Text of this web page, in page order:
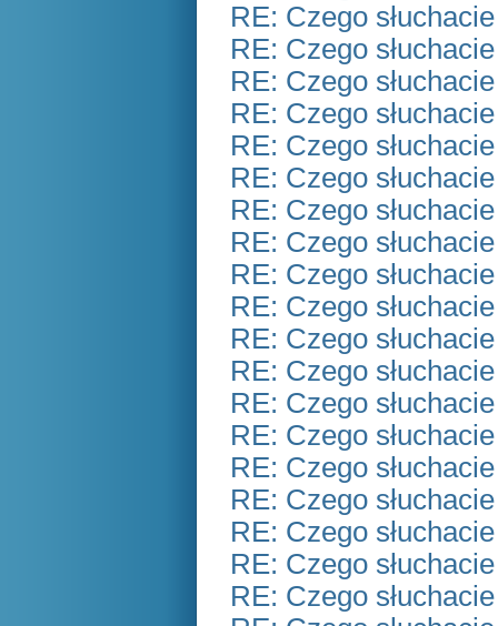
RE: Czego
RE: Czego
RE: Czego
RE: Czego
RE: Czego
RE: Czego
RE: Czego
RE: Czego
RE: Czego
RE: Czego
RE: Czego
RE: Czego
RE: Czego
RE: Czego
RE: Czego
RE: Czego
RE: Czego
RE: Czego
RE: Czego